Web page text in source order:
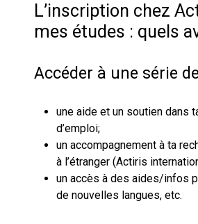
L’inscription chez
mes études : quels
Accéder à une série
une aide et un soutien dans
d’emploi;
un accompagnement à ta
à l’étranger (Actiris
un accès à des aides/infos
de nouvelles langues, etc.